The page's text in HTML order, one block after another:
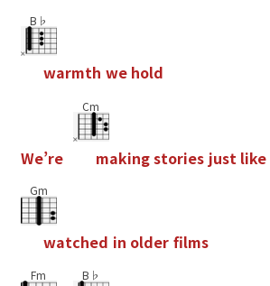
B♭
warmth we hold
We’re
Cm
makingstories just like
Gm
watched in older flms
Fm B♭